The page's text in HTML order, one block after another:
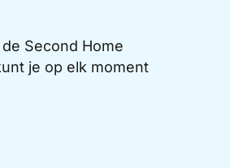
Second Home
je op elk moment